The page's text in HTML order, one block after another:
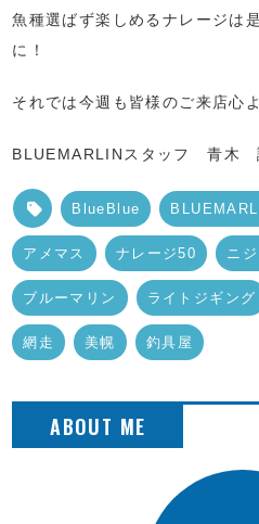
魚種選ばず楽しめるナレージは
に！
それでは今週も皆様のご来店心
BLUEMARLINスタッフ 青木
BlueBlue
アメマス ナレージ50 ニ
ブルーマリン ライトジギング
網走 美幌 釣具屋